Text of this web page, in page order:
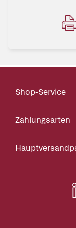
Shop-Service
Zahlungsarten